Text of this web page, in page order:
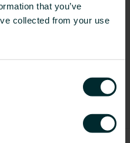
that you’ve
collected from your use
del af vores rejse
handlinger, har vi nøglen